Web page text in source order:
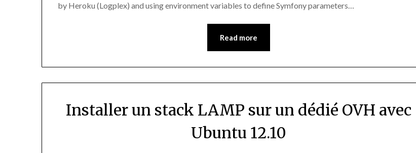
by Heroku (Logplex) and using environment variables to define Symfony parameters…
Read more
Installer un stack LAMP sur un dédié OVH avec
Ubuntu 12.10